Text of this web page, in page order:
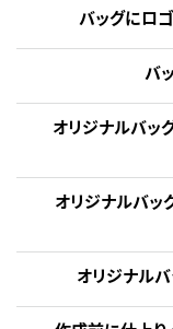
バッグにロ
バ
オリジナルバッ
オリジナルバッ
オリジナル